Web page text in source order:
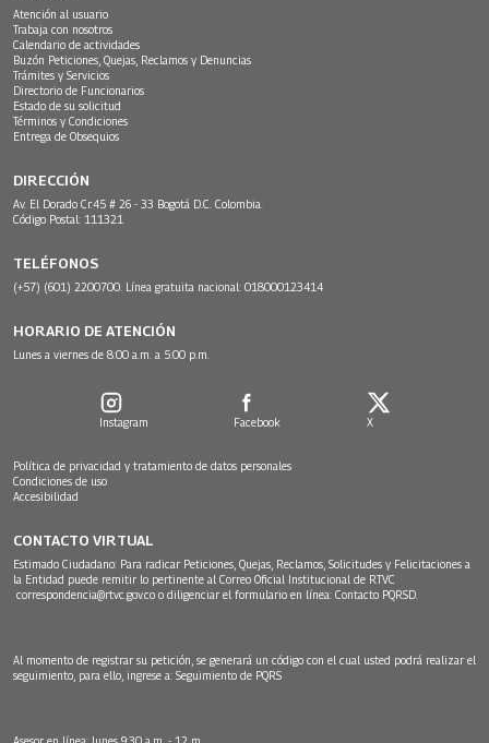
Atención al usuario
Trabaja con nosotros
Calendario de actividades
Buzón Peticiones, Quejas, Reclamos y Denuncias
Trámites y Servicios
Directorio de Funcionarios
Estado de su solicitud
Términos y Condiciones
Entrega de Obsequios
DIRECCIÓN
Av. El Dorado Cr.45 # 26 - 33 Bogotá D.C. Colombia.
Código Postal: 111321
TELÉFONOS
(+57) (601) 2200700. Línea gratuita nacional: 018000123414
HORARIO DE ATENCIÓN
Lunes a viernes de 8:00 a.m. a 5:00 p.m.
Instagram Facebook X
Política de privacidad y tratamiento de datos personales
Condiciones de uso
Accesibilidad
CONTACTO VIRTUAL
Estimado Ciudadano: Para radicar Peticiones, Quejas, Reclamos, Solicitudes y Felicitaciones a
la Entidad puede remitir lo pertinente al Correo Oficial Institucional de RTVC
correspondencia@rtvc.gov.co o diligenciar el formulario en línea: Contacto PQRSD.
Al momento de registrar su petición, se generará un código con el cual usted podrá realizar el
seguimiento, para ello, ingrese a: Seguimiento de PQRS